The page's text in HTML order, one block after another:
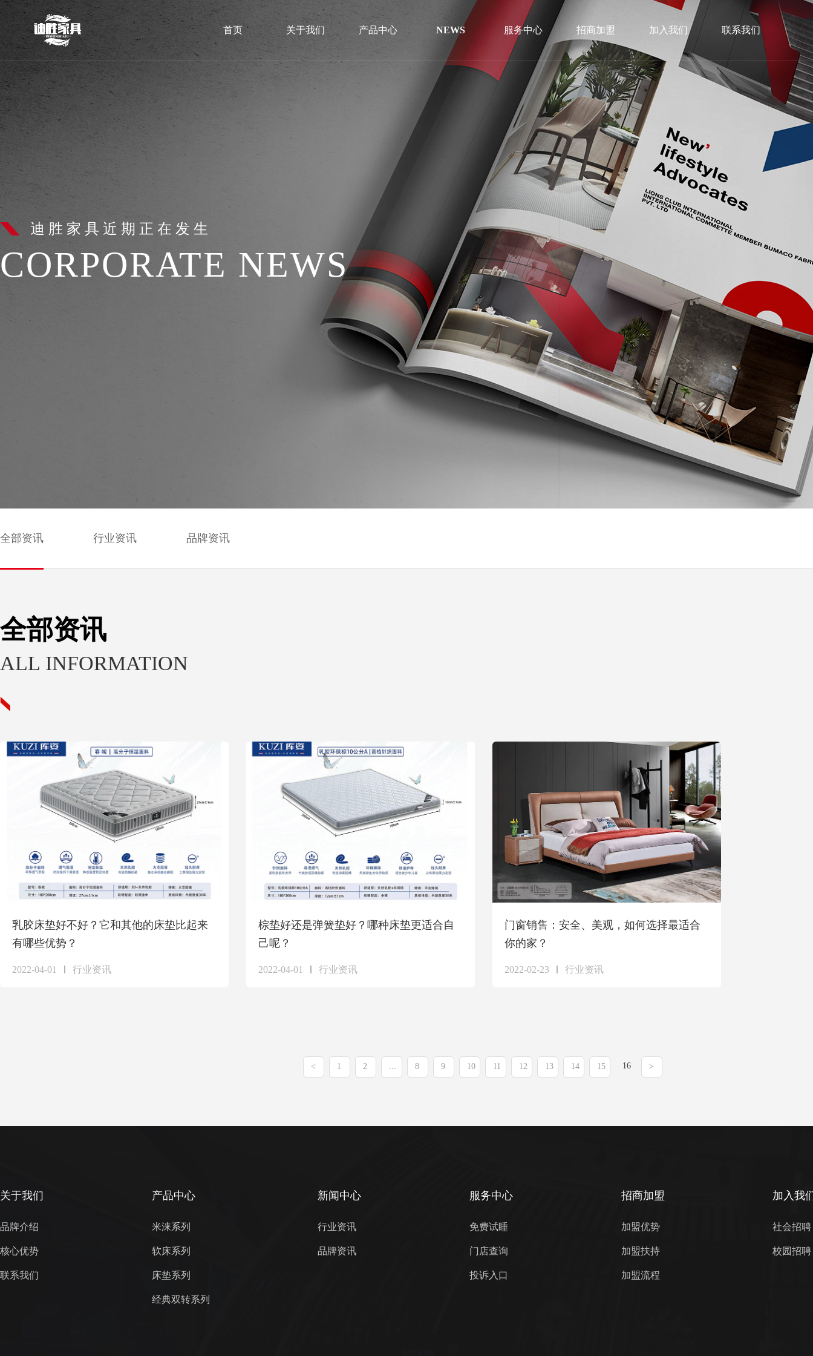
首页 关于我们 产品中心 NEWS 服务中心 招商加盟 加入我们 联系我们
线下哪里可以购买?
全国1500家门店保障每一个服务流程
迪胜家具近期正在发生
CORPORATE NEWS
全部资讯 行业资讯 品牌资讯
全部资讯
ALL INFORMATION
乳胶床垫好不好？它和其他的床垫比起来
有哪些优势？
2022-04-01 行业资讯
棕垫好还是弹簧垫好？哪种床垫更适合自
己呢？
2022-04-01 行业资讯
门窗销售：安全、美观，如何选择最适合
你的家？
2022-02-23 行业资讯
< 1 2 ... 8 9 10 11 12 13 14 15 16 >
关于我们
品牌介绍
核心优势
联系我们
产品中心
米涞系列
软床系列
床垫系列
经典双转系列
新闻中心
行业资讯
品牌资讯
服务中心
免费试睡
门店查询
投诉入口
招商加盟
加盟优势
加盟扶持
加盟流程
加入我
社会招聘
校园招聘